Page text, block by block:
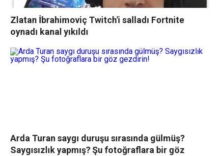
Zlatan İbrahimoviç Twitch'i salladı Fortnite
oynadı kanal yıkıldı
Arda Turan saygı duruşu sırasında gülmüş?
Saygısızlık yapmış? Şu fotoğraflara bir göz